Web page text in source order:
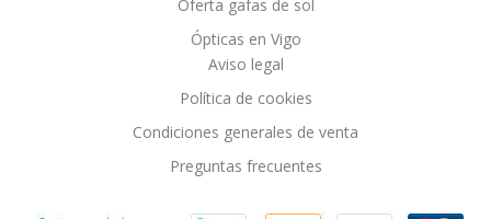
Oferta gafas de sol
Ópticas en Vigo
Aviso legal
Política de cookies
Condiciones generales de venta
Preguntas frecuentes